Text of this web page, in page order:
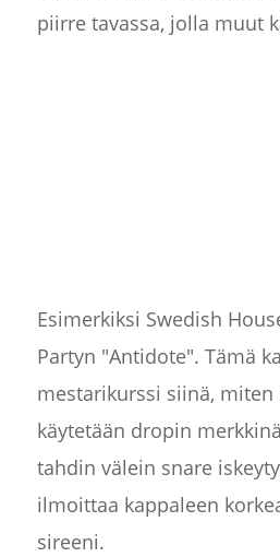
piirre tavassa, jolla muut
Esimerkiksi Swedish
Partyn "Antidote". Tämä
mestarikurssi siinä, miten
käytetään dropin
tahdin välein snare
ilmoittaa kappaleen
sireeni.